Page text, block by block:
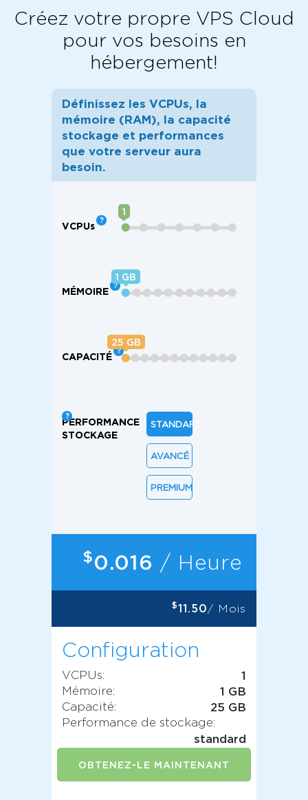
Créez votre propre VPS Cloud
pour vos besoins en
hébergement!
Définissez les VCPUs, la
mémoire (RAM), la capacité
stockage et performances
que votre serveur aura
besoin.
VCPUs
1
⬤ ⬤ ⬤ ⬤ ⬤ ⬤ ⬤
MÉMOIRE
1
⬤⬤⬤⬤⬤⬤⬤⬤⬤⬤⬤
CAPACITÉ
25
⬤⬤⬤⬤⬤⬤⬤⬤⬤⬤⬤⬤
PERFORMANCE
STOCKAGE
STANDARD
AVANCÉ
PREMIUM
$0.016 / Heure
$11.50/ Mois
Configuration
VCPUs: 1
Mémoire: 1 GB
Capacité: 25 GB
Performance de stockage:
standard
OBTENEZ-LE MAINTENANT